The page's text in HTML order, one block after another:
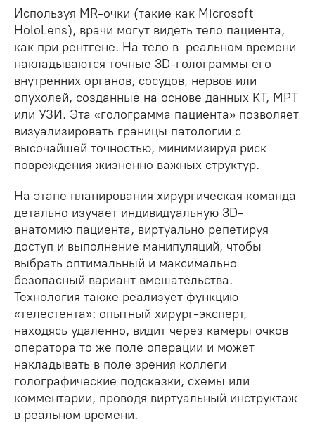
Используя MR-очки (такие как Microsoft
HoloLens), врачи могут видеть тело пациента,
как при рентгене. На тело в реальном времени
накладываются точные 3D-голограммы его
внутренних органов, сосудов, нервов или
опухолей, созданные на основе данных КТ, МРТ
или УЗИ. Эта «голограмма пациента» позволяет
визуализировать границы патологии с
высочайшей точностью, минимизируя риск
повреждения жизненно важных структур.
На этапе планирования хирургическая команда
детально изучает индивидуальную 3D-
анатомию пациента, виртуально репетируя
доступ и выполнение манипуляций, чтобы
выбрать оптимальный и максимально
безопасный вариант вмешательства.
Технология также реализует функцию
«телестента»: опытный хирург-эксперт,
находясь удаленно, видит через камеры очков
оператора то же поле операции и может
накладывать в поле зрения коллеги
голографические подсказки, схемы или
комментарии, проводя виртуальный инструктаж
в реальном времени.